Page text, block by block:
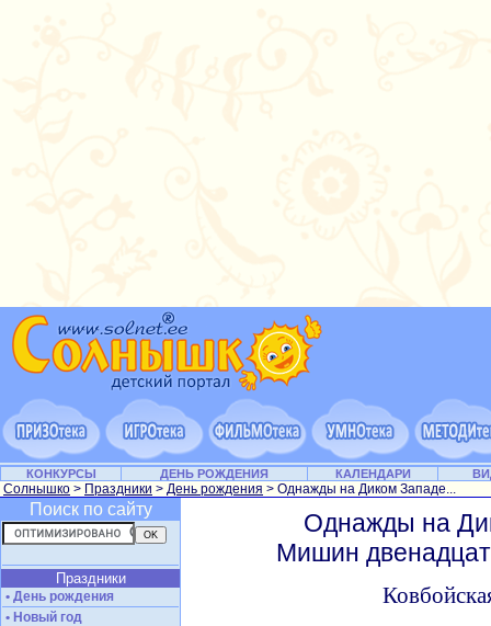
КОНКУРСЫ ДЕНЬ РОЖДЕНИЯ КАЛЕНДАРИ
Солнышко > Праздники > День рождения > Однажды на Диком Западе...
Поиск по сайту
Праздники
• День рождения
• Новый год
Однажды на
Мишин